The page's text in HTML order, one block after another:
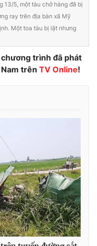
video
sản
lòng Việt
mình bằng AI
13/5, một tàu chở hàng đã bị
ray trên địa bàn xã Mỹ
Một toa tàu bị lật nhưng
trình đã phát
trên TV Online!